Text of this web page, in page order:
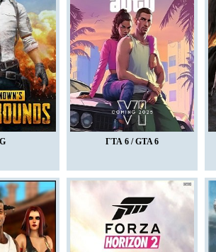
ГТА 6 / GTA 6